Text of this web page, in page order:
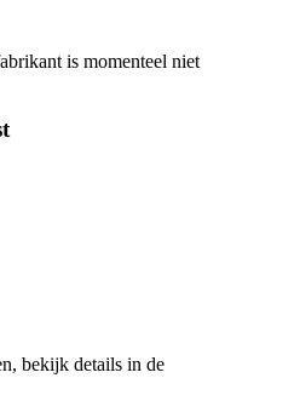
is momenteel niet
bekijk details in de